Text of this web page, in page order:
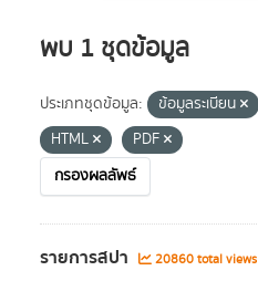
พบ 1 ชุดข้อมูล
ประเภทชุดข้อมูล: ข้อมูลระเบียน
HTML
PDF
กรองผลลัพธ์
รายการสปา 20860 total views